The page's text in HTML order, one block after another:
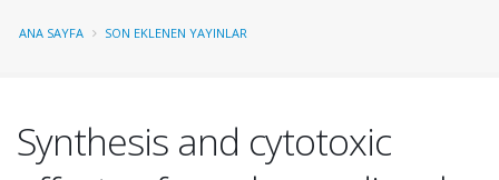
ANA SAYFA SON EKLENEN YAYINLAR
Synthesis and cytotoxic